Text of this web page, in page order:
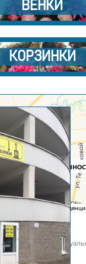
ВЕНКИ
КОРЗИНКИ